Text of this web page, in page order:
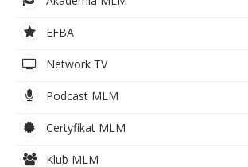
EFBA
Network TV
Podcast MLM
Certyfikat MLM
Klub MLM